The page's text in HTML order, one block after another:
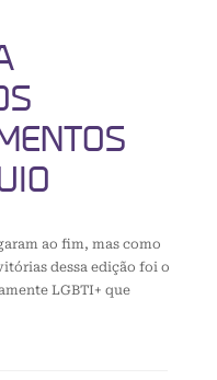
ao fim, mas como
dessa edição foi o
LGBTI+ que